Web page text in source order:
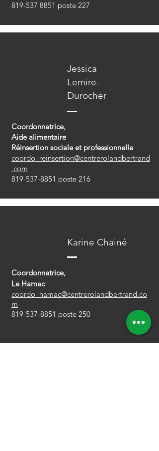
819-537 8851 poste 227
Jessica
Lemire-
Durocher
Coordonnatrice,
Aide alimentaire
Réinsertion sociale et professionnelle
coordo_reinsertion@centrerolandbertrand
.com
819-537-8851 poste 216
Karine Chainé
Coordonnatrice,
Le Hamac
coordo_hamac@centrerolandbertrand.co
m
819-537-8851 poste 250